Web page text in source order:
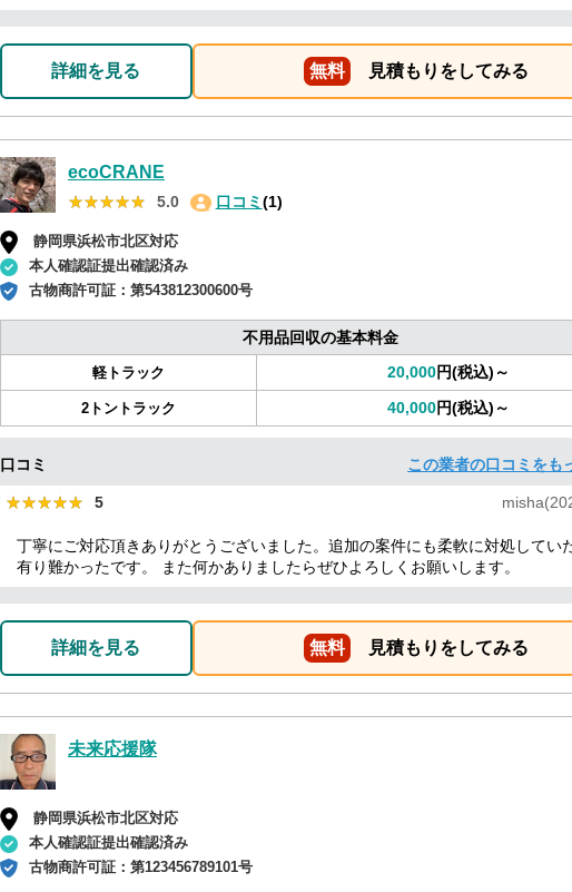
詳細を見る 無料 見積もりをしてみる
ecoCRANE
★★★★★
★★★★★ 5.0 口コミ (1)
静岡県浜松市北区対応
本人確認証提出確認済み
古物商許可証： 第543812300600号
不用品回収の基本料金
軽トラック 20,000円(税込)～
2トントラック 40,000円(税込)～
口コミ この業者の口コミをも
★★★★★
★★★★★ 5
丁寧にご対応頂きありがとうございました。追加の案件にも柔軟に対処してい
有り難かったです。 また何かありましたらぜひよろしくお願いします。
詳細を見る 無料 見積もりをしてみる
未来応援隊
静岡県浜松市北区対応
本人確認証提出確認済み
古物商許可証： 第123456789101号